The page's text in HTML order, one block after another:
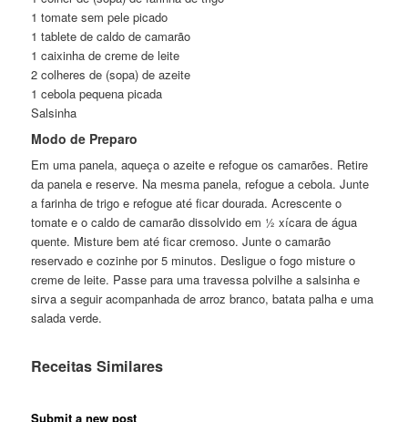
1 tomate sem pele picado
1 tablete de caldo de camarão
1 caixinha de creme de leite
2 colheres de (sopa) de azeite
1 cebola pequena picada
Salsinha
Modo de Preparo
Em uma panela, aqueça o azeite e refogue os camarões. Retire
da panela e reserve. Na mesma panela, refogue a cebola. Junte
a farinha de trigo e refogue até ficar dourada. Acrescente o
tomate e o caldo de camarão dissolvido em ½ xícara de água
quente. Misture bem até ficar cremoso. Junte o camarão
reservado e cozinhe por 5 minutos. Desligue o fogo misture o
creme de leite. Passe para uma travessa polvilhe a salsinha e
sirva a seguir acompanhada de arroz branco, batata palha e uma
salada verde.
Receitas Similares
Submit a new post